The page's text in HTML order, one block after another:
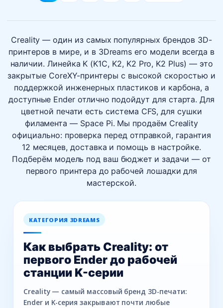
Creality — один из самых популярных брендов 3D-
принтеров в мире, и в 3Dreams его модели всегда в
наличии. Линейка K (K1C, K2, K2 Pro, K2 Plus) — это
закрытые CoreXY-принтеры с высокой скоростью и
поддержкой инженерных пластиков и карбона, а
доступные Ender отлично подойдут для старта. Для
цветной печати есть система CFS, для сушки
филамента — Space Pi. Мы продаём Creality
официально: проверка перед отправкой, гарантия
12 месяцев, доставка и помощь в настройке.
Подберём модель под ваш бюджет и задачи — от
первого принтера до рабочей лошадки для
мастерской.
КАТЕГОРИЯ 3DREAMS
Как выбрать Creality: от
первого Ender до рабочей
станции K-серии
Creality — самый массовый бренд 3D-печати:
Ender и K-серия закрывают почти любые